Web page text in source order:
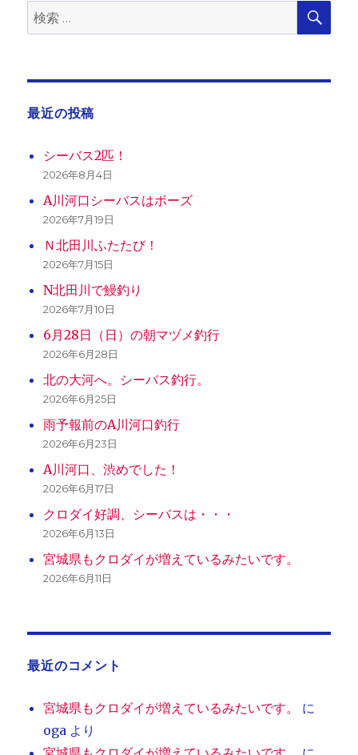
検
索:
検
最近の投稿
シーバス2匹！
2026年8月4日
A川河口シーバスはボーズ
2026年7月19日
Ｎ北田川ふたたび！
2026年7月15日
N北田川で鰻釣り
2026年7月10日
6月28日（日）の朝マヅメ釣行
2026年6月28日
北の大河へ。シーバス釣行。
2026年6月25日
雨予報前のA川河口釣行
2026年6月23日
A川河口、渋めでした！
2026年6月17日
クロダイ好調、シーバスは・・・
2026年6月13日
宮城県もクロダイが増えているみたいです。
2026年6月11日
最近のコメント
宮城県もクロダイが増えているみたいです。
に
oga より